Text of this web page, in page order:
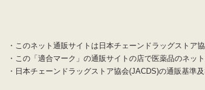
・このネット通販サイトは日本チェーンドラッグストア
・この「適合マーク」の通販サイトの店で医薬品のネッ
・日本チェーンドラッグストア協会(JACDS)の通販基準